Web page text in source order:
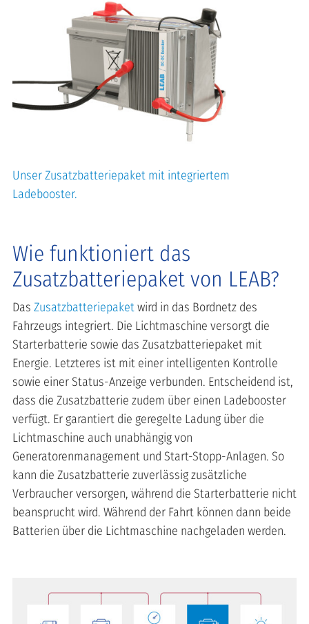
Unser Zusatzbatteriepaket mit integriertem
Ladebooster.
Wie funktioniert das
Zusatzbatteriepaket von LEAB?
Das Zusatzbatteriepaketwird in das Bordnetz des
Fahrzeugs integriert. Die Lichtmaschine versorgt die
Starterbatterie sowie das Zusatzbatteriepaket mit
Energie. Letzteres ist mit einer intelligenten Kontrolle
sowie einer Status-Anzeige verbunden. Entscheidend ist,
dass die Zusatzbatterie zudem über einen Ladebooster
verfügt. Er garantiert die geregelte Ladung über die
Lichtmaschine auch unabhängig von
Generatorenmanagement und Start-Stopp-Anlagen. So
kann die Zusatzbatterie zuverlässig zusätzliche
Verbraucher versorgen, während die Starterbatterie nicht
beansprucht wird. Während der Fahrt können dann beide
Batterien über die Lichtmaschine nachgeladen werden.